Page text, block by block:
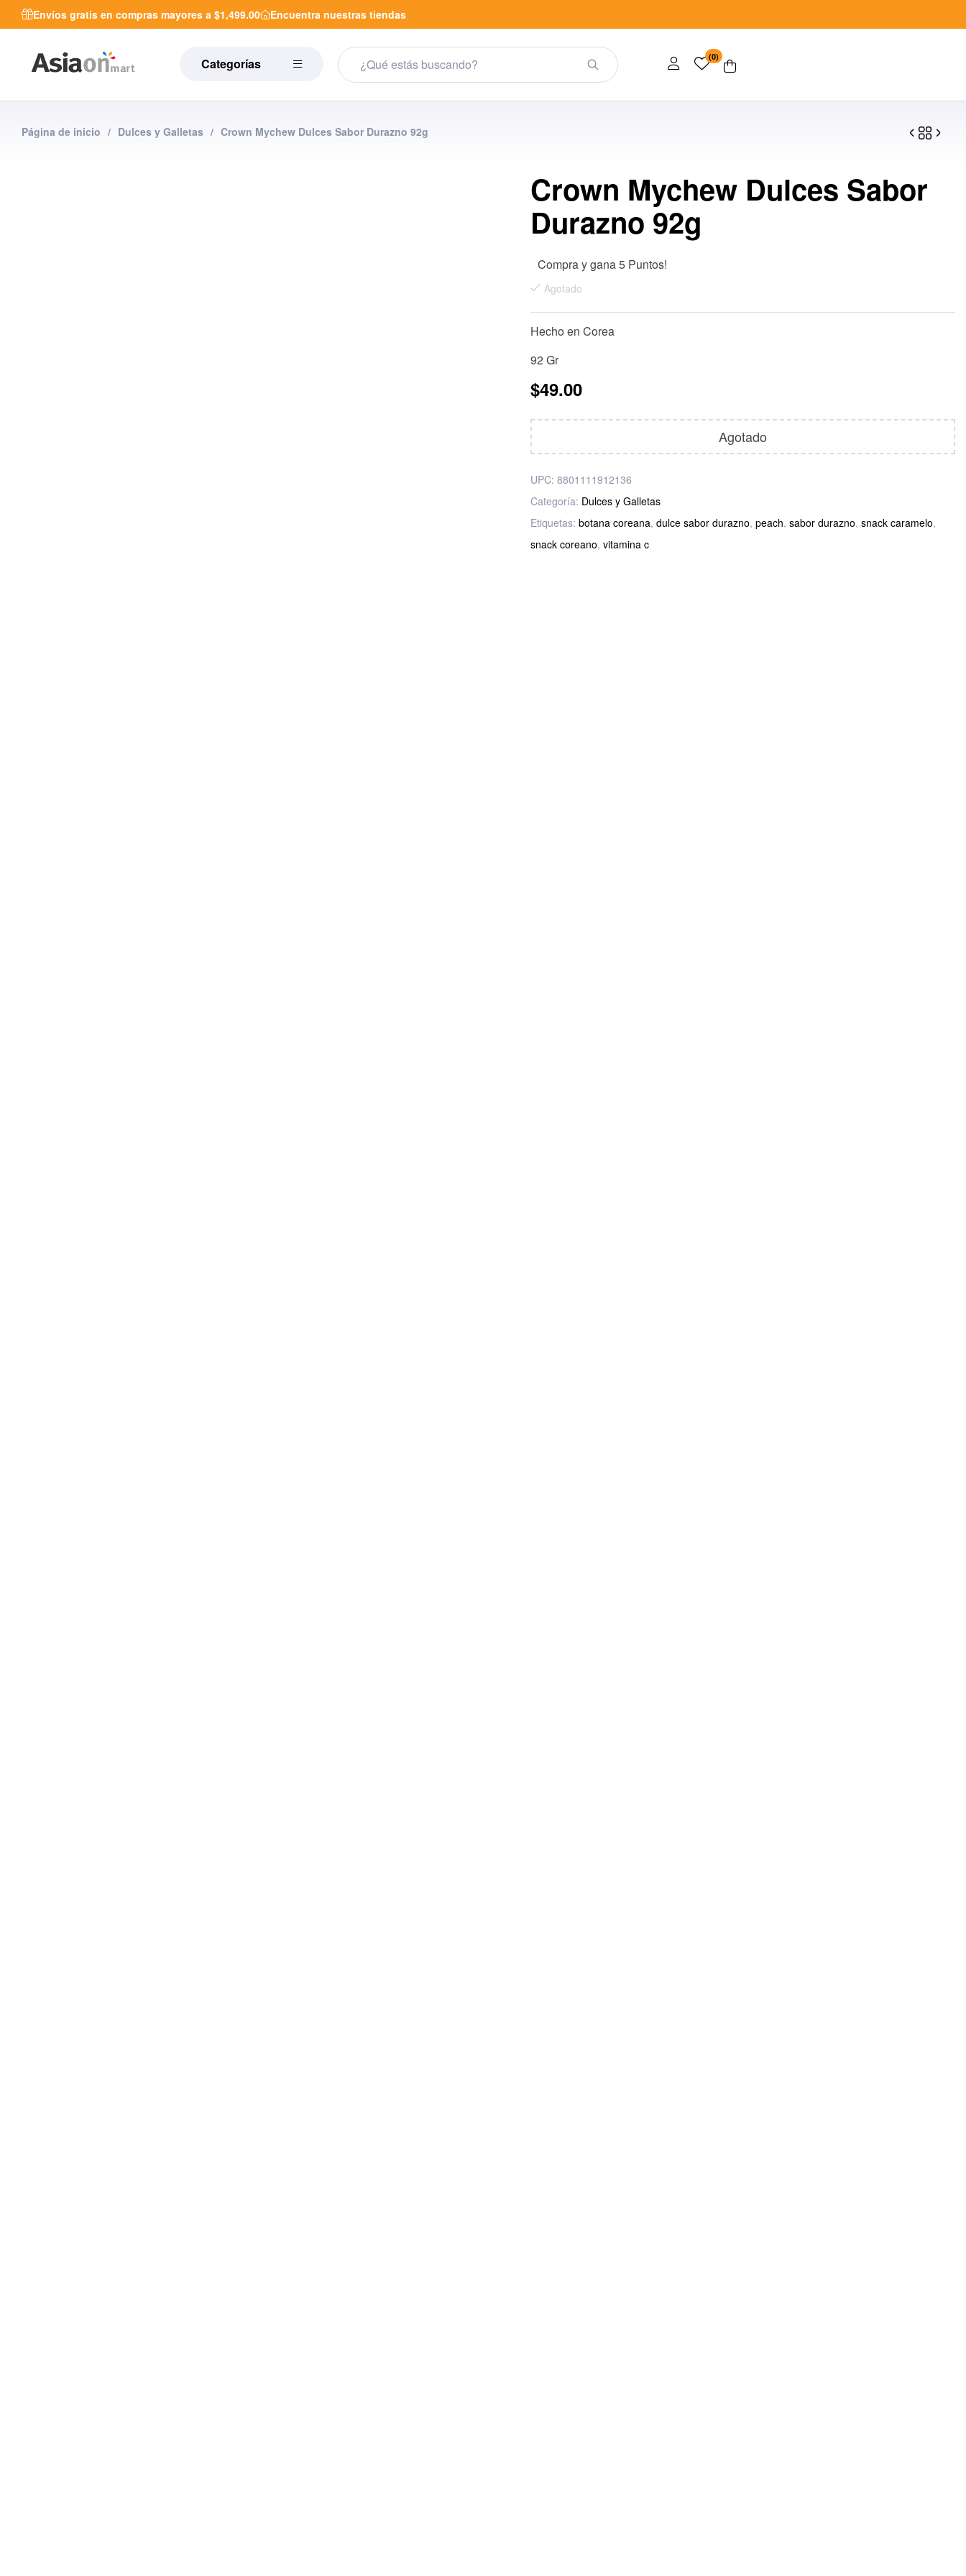
Envíos gratis en compras mayores a $1,499.00 Encuentra nuestras tiendas
Categorías (0)
Página de inicio / Dulces y Galletas / Crown Mychew Dulces Sabor Durazno 92g
$120.00
$100.00
Crown Mychew Dulces Sabor
Durazno 92g
Compra y gana 5 Puntos!
Agotado
Hecho en Corea
92 Gr
$49.00
Agotado
UPC: 8801111912136
Categoría: Dulces y Galletas
Etiquetas: botana coreana, dulce sabor durazno, peach, sabor durazno, snack caramelo,
snack coreano, vitamina c